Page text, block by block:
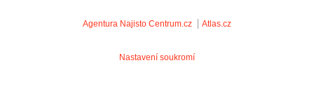
Agentura Najisto Centrum.cz Atlas.cz
Nastavení soukromí